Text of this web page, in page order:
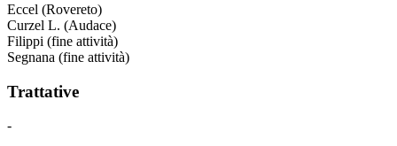
Eccel (Rovereto)
Curzel L. (Audace)
Filippi (fine attività)
Segnana (fine attività)
Trattative
-